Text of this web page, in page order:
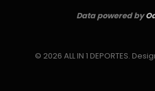
Data powered by
© 2026 ALL IN 1 DEPORTES.